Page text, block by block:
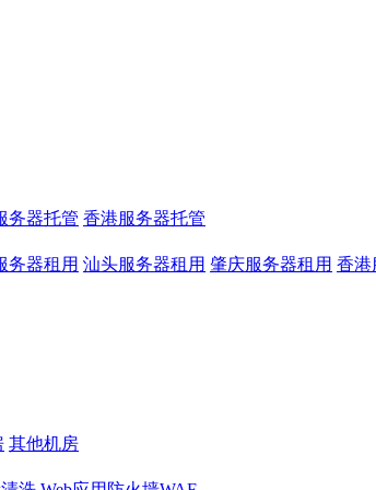
务器托管 香港服务器托管
务器租用 汕头服务器租用 肇庆服务器租用 香港
其他机房